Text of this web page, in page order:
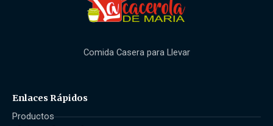
Comida Casera para Llevar
Enlaces Rápidos
Productos